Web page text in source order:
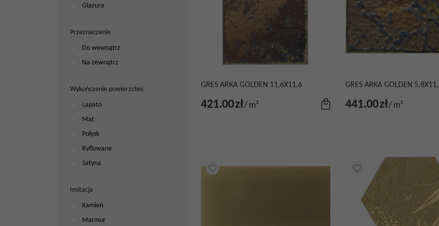
GRES ARKA GOLDEN 11,6X11,6
421.00zł/ m²
GRES ARKA GOLDEN
441.00zł/ m²
Glazura
Przeznaczenie
Do wewnątrz
Na zewnątrz
Wykończenie powierzchni
Lapato
Mat
Połysk
Ryflowane
Satyna
Imitacja
Kamień
Marmur